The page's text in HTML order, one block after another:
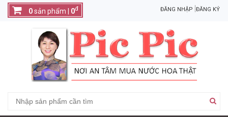
ĐĂNG NHẬP ĐĂNG KÝ
0sản phẩm | 0đ